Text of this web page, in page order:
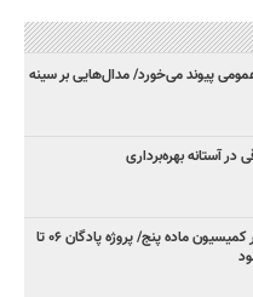
پیوند می‌خورد/ مدال‌هایی بر سینه
تصویب پارکینگ- پناهگاه‌ها در کمیسیون ماده پنج/ پروژه پادگان ۰۶ تا